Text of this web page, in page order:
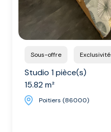
Sous-offre Exclusivité
Studio 1 pièce(s)
15.82 m²
Poitiers (86000)